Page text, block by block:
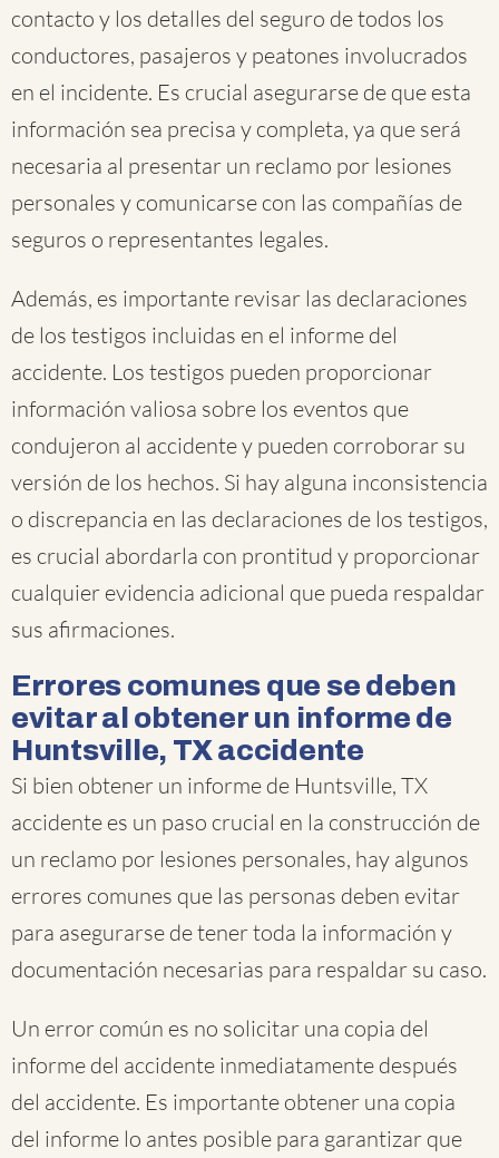
contacto y los detalles del seguro de todos los
conductores, pasajeros y peatones involucrados
en el incidente. Es crucial asegurarse de que esta
información sea precisa y completa, ya que será
necesaria al presentar un reclamo por lesiones
personales y comunicarse con las compañías de
seguros o representantes legales.
Además, es importante revisar las declaraciones
de los testigos incluidas en el informe del
accidente. Los testigos pueden proporcionar
información valiosa sobre los eventos que
condujeron al accidente y pueden corroborar su
versión de los hechos. Si hay alguna inconsistencia
o discrepancia en las declaraciones de los testigos,
es crucial abordarla con prontitud y proporcionar
cualquier evidencia adicional que pueda respaldar
sus afirmaciones.
Errores comunes que se deben
evitar al obtener un informe de
Huntsville, TX accidente
Si bien obtener un informe de Huntsville, TX
accidente es un paso crucial en la construcción de
un reclamo por lesiones personales, hay algunos
errores comunes que las personas deben evitar
para asegurarse de tener toda la información y
documentación necesarias para respaldar su caso.
Un error común es no solicitar una copia del
informe del accidente inmediatamente después
del accidente. Es importante obtener una copia
del informe lo antes posible para garantizar que